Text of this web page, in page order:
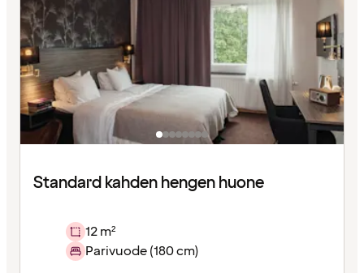
Standard kahden hengen huone
12 m²
Parivuode (180 cm)